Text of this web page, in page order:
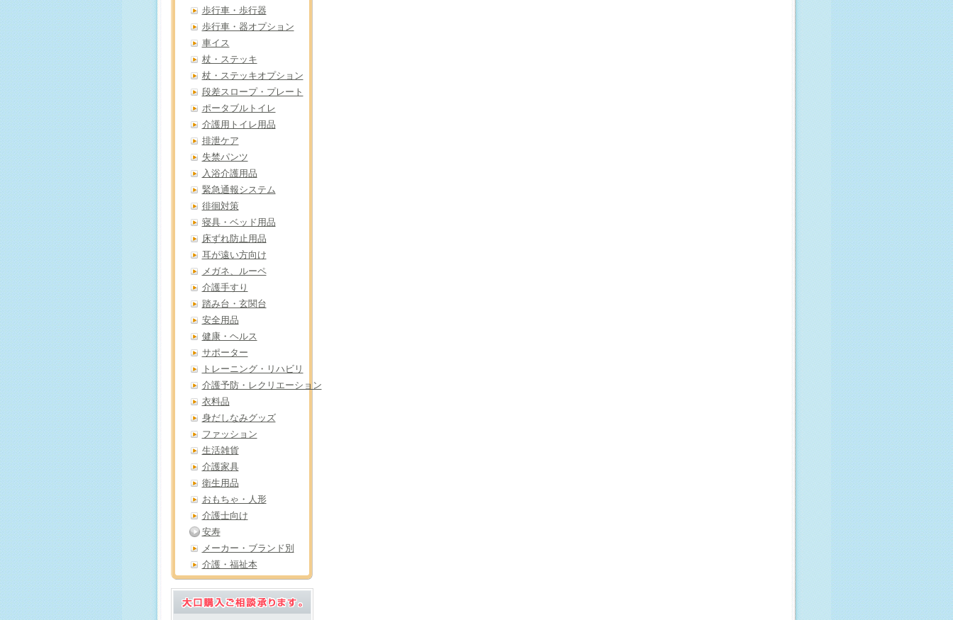
歩行車・歩行器
歩行車・器オプション
車イス
杖・ステッキ
杖・ステッキオプション
段差スロープ・プレート
ポータブルトイレ
介護用トイレ用品
排泄ケア
失禁パンツ
入浴介護用品
緊急通報システム
徘徊対策
寝具・ベッド用品
床ずれ防止用品
耳が遠い方向け
メガネ、ルーペ
介護手すり
踏み台・玄関台
安全用品
健康・ヘルス
サポーター
トレーニング・リハビリ
介護予防・レクリエーション
衣料品
身だしなみグッズ
ファッション
生活雑貨
介護家具
衛生用品
おもちゃ・人形
介護士向け
安寿
メーカー・ブランド別
介護・福祉本